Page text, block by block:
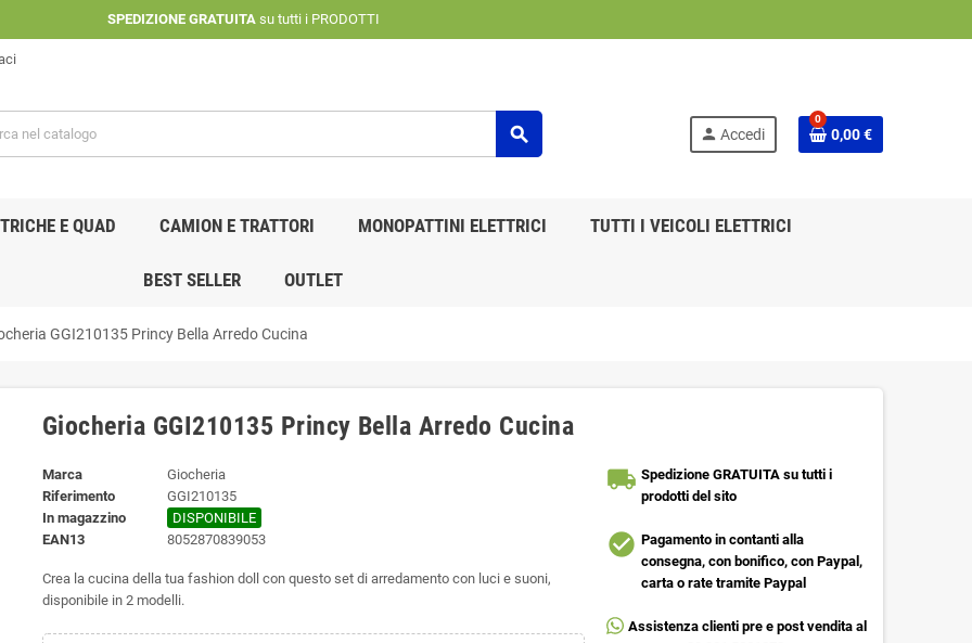
SPEDIZIONE GRATUITAsu tutti i PRODOTTI
search person Accedi
0
0,00 €
E QUAD CAMION E TRATTORI MONOPATTINI ELETTRICI TUTTI I VEICOLI ELETTRICI
BEST SELLER OUTLET
GGI210135 Princy Bella Arredo Cucina
Giocheria GGI210135 Princy Bella Arredo Cucina
Marca
Giocheria
Riferimento
GGI210135
In magazzino
DISPONIBILE
EAN13
8052870839053
Crea la cucina della tua fashion doll con questo set di arredamento con luci e suoni,
disponibile in 2 modelli.
local_shipping Spedizione GRATUITA su tutti i
prodotti del sito
check_circle Pagamento in contanti alla
consegna, con bonifico, con Paypal,
carta o rate tramite Paypal
Assistenza clienti pre e post vendita al